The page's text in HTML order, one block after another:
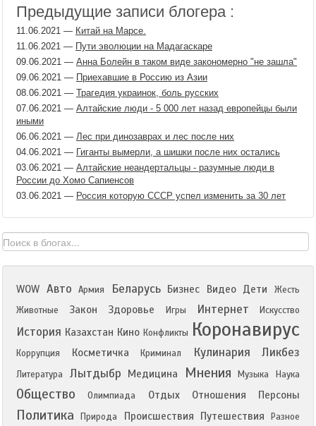
Предыдущие записи блогера :
11.06.2021 — Китай на Марсе.
11.06.2021 — Пути эволюции на Мадагаскаре
09.06.2021 — Анна Болейн в таком виде закономерно "не зашла"
09.06.2021 — Приехавшие в Россию из Азии
08.06.2021 — Трагедия украинок, боль русских
07.06.2021 — Алтайские люди - 5 000 лет назад европейцы были
иными
06.06.2021 — Лес при динозаврах и лес после них
04.06.2021 — Гиганты вымерли, а шишки после них остались
03.06.2021 — Алтайские неандертальцы - разумные люди в
России до Хомо Сапиенсов
03.06.2021 — Россия которую СССР успел изменить за 30 лет
WOW Авто Армия Беларусь Бизнес Видео Дети
Жесть
Животные
Закон Здоровье Игры Интернет Искусство
История Казахстан Кино Конфликты Коронавирус
Коррупция Косметичка Криминал Кулинария Ликбез
Литература Лытдыбр Медицина Мнения Музыка Наука
Общество Олимпиада Отдых Отношения Персоны
Политика Природа Происшествия Путешествия
Разное